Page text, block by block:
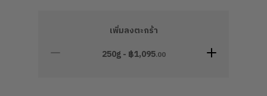
เพิ่มลงตะกร้า
250g - ฿1,095.00